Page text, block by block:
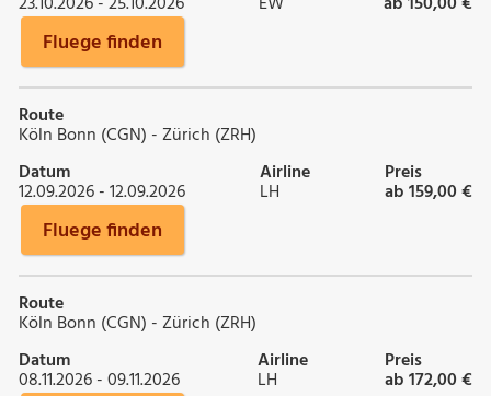
Fluege finden
Route
Köln Bonn (CGN) - Zürich (ZRH)
Datum
12.09.2026 - 12.09.2026
Airline
LH
Preis
ab 159,00 €
Fluege finden
Route
Köln Bonn (CGN) - Zürich (ZRH)
Datum
08.11.2026 - 09.11.2026
Airline
LH
Preis
ab 172,00 €